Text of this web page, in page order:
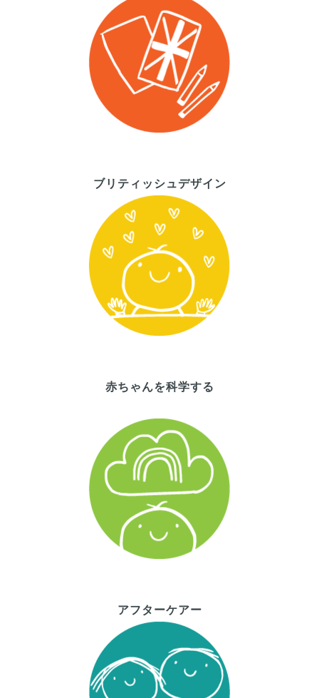
ブリティッシュデザイン
赤ちゃんを科学する
アフターケアー